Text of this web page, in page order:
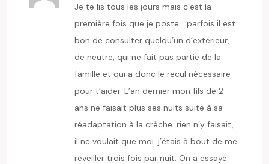
Je te lis tous les jours mais c’est la
première fois que je poste… parfois il est
bon de consulter quelqu’un d’extérieur,
de neutre, qui ne fait pas partie de la
famille et qui a donc le recul nécessaire
pour t’aider. L’an dernier mon fils de 2
ans ne faisait plus ses nuits suite à sa
réadaptation à la crèche. rien n’y faisait,
il ne voulait que moi. j’étais à bout de me
réveiller trois fois par nuit. On a essayé